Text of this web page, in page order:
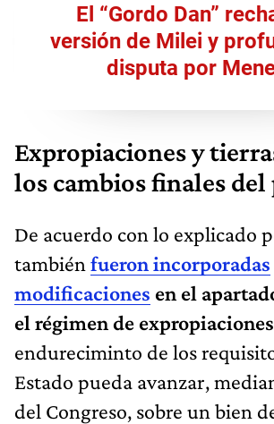
El “Gordo Dan”
versión de Milei y
disputa por
Expropiaciones y
los cambios finales
De acuerdo con lo explicado
también fueron incorporadas
modificaciones en el
el régimen de expropiaciones
endureciminto de los
Estado pueda avanzar,
del Congreso, sobre un bien